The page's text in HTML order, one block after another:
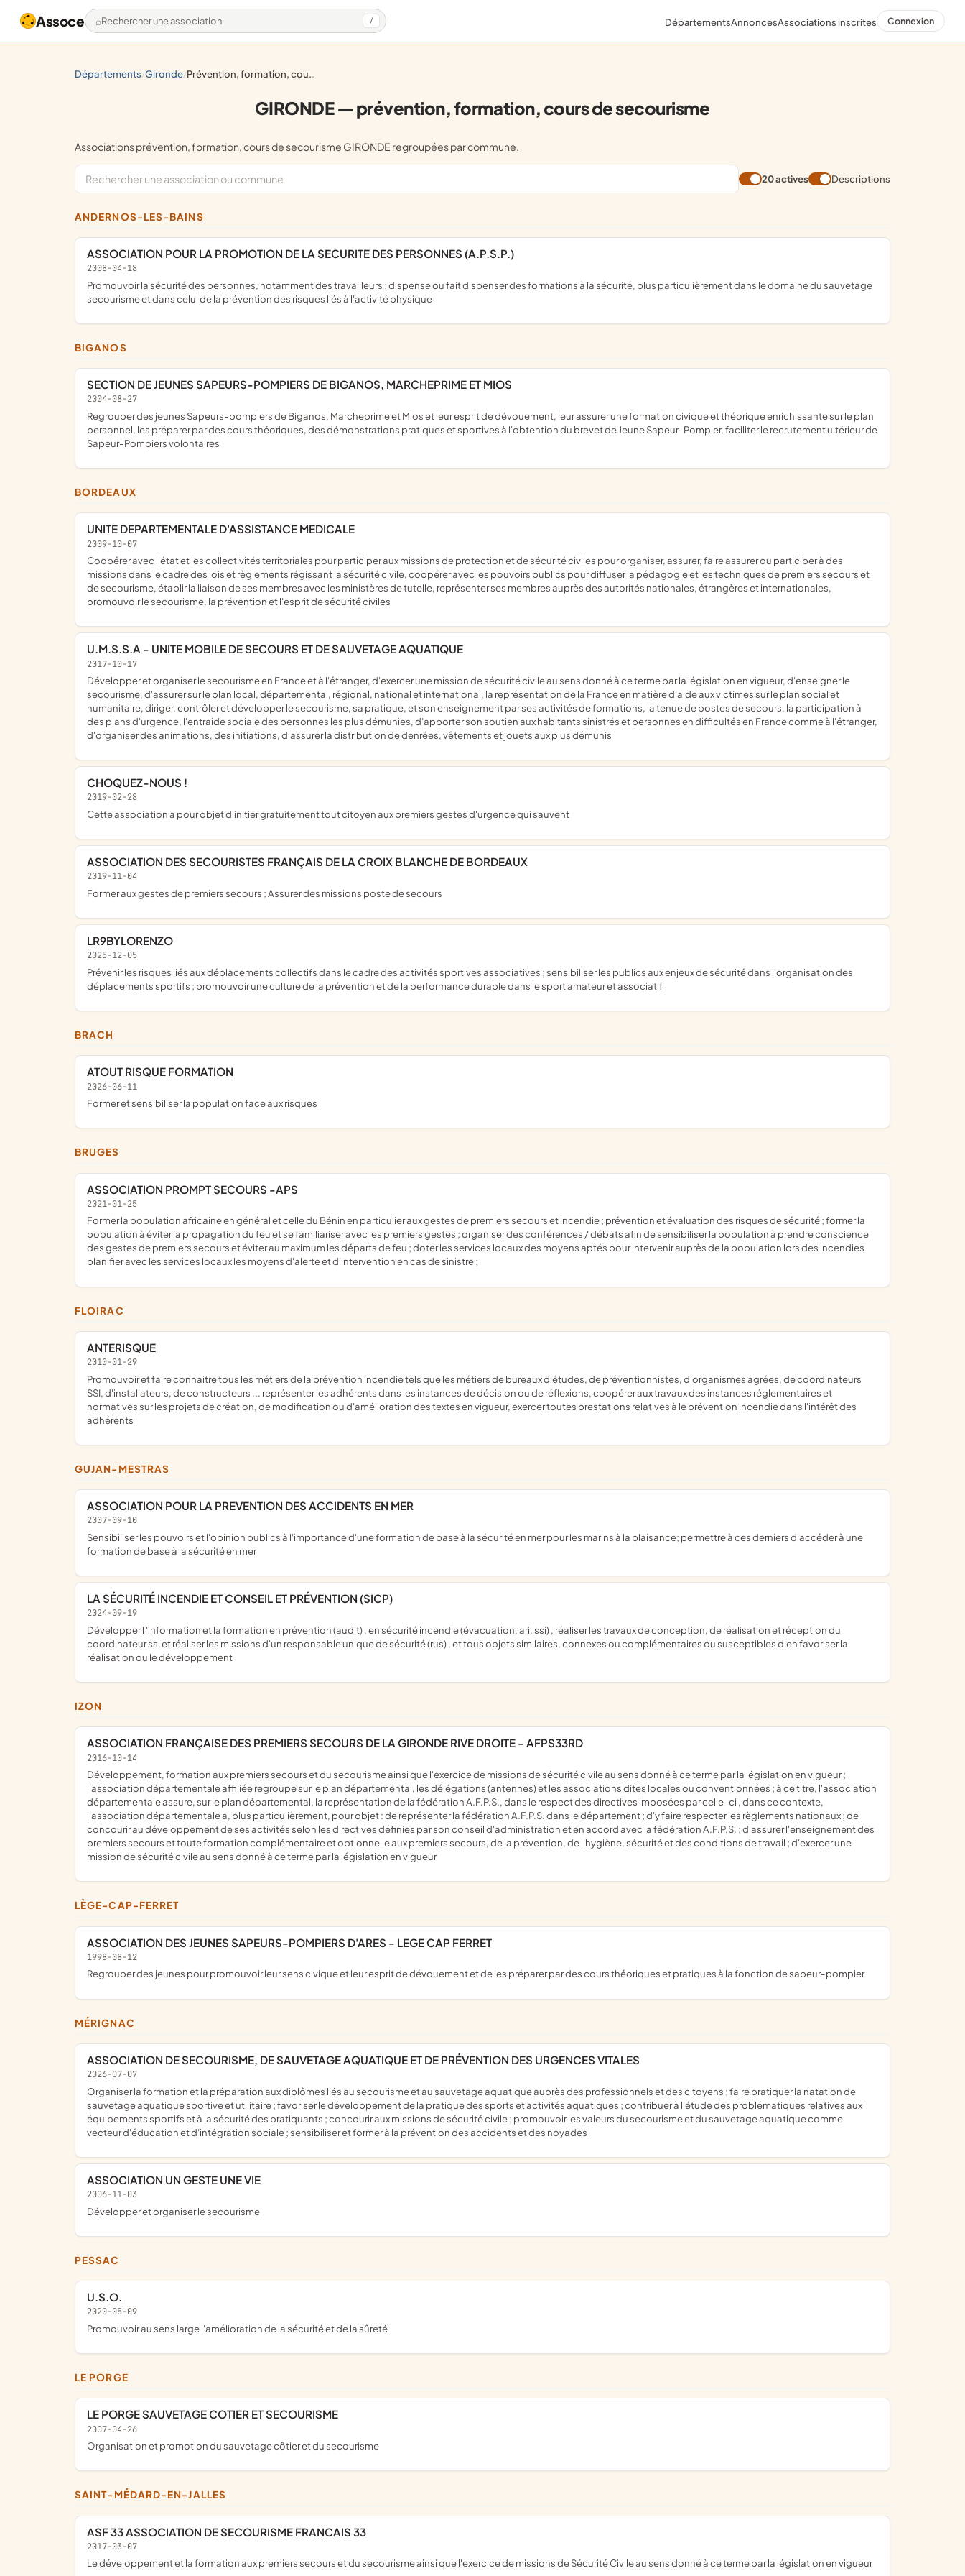
Assoce Rechercher une association / DépartementsAnnoncesAssociations inscrites Connexion
départements/ gironde/ prévention, formation, cours de secourisme
GIRONDE — prévention, formation, cours de secourisme
Associations prévention, formation, cours de secourisme GIRONDE regroupées par commune.
20 actives Descriptions
ANDERNOS-LES-BAINS
ASSOCIATION POUR LA PROMOTION DE LA SECURITE DES PERSONNES (A.P.S.P.)
2008-04-18
promouvoir la sécurité des personnes, notamment des travailleurs ; dispense ou fait dispenser des formations à la sécurité, plus particulièrement dans le domaine du sauvetage
secourisme et dans celui de la prévention des risques liés à l'activité physique
BIGANOS
SECTION DE JEUNES SAPEURS-POMPIERS DE BIGANOS, MARCHEPRIME ET MIOS
2004-08-27
regrouper des jeunes Sapeurs-pompiers de Biganos, Marcheprime et Mios et leur esprit de dévouement, leur assurer une formation civique et théorique enrichissante sur le plan
personnel, les préparer par des cours théoriques, des démonstrations pratiques et sportives à l'obtention du brevet de Jeune Sapeur-Pompier, faciliter le recrutement ultérieur de
Sapeur-Pompiers volontaires
BORDEAUX
UNITE DEPARTEMENTALE D'ASSISTANCE MEDICALE
2009-10-07
coopérer avec l'état et les collectivités territoriales pour participer aux missions de protection et de sécurité civiles pour organiser, assurer, faire assurer ou participer à des
missions dans le cadre des lois et règlements régissant la sécurité civile, coopérer avec les pouvoirs publics pour diffuser la pédagogie et les techniques de premiers secours et
de secourisme, établir la liaison de ses membres avec les ministères de tutelle, représenter ses membres auprès des autorités nationales, étrangères et internationales,
promouvoir le secourisme, la prévention et l'esprit de sécurité civiles
U.M.S.S.A - UNITE MOBILE DE SECOURS ET DE SAUVETAGE AQUATIQUE
2017-10-17
développer et organiser le secourisme en France et à l'étranger, d'exercer une mission de sécurité civile au sens donné à ce terme par la législation en vigueur, d'enseigner le
secourisme, d'assurer sur le plan local, départemental, régional, national et international, la représentation de la France en matière d'aide aux victimes sur le plan social et
humanitaire, diriger, contrôler et développer le secourisme, sa pratique, et son enseignement par ses activités de formations, la tenue de postes de secours, la participation à
des plans d'urgence, l'entraide sociale des personnes les plus démunies, d'apporter son soutien aux habitants sinistrés et personnes en difficultés en France comme à l'étranger,
d'organiser des animations, des initiations, d'assurer la distribution de denrées, vêtements et jouets aux plus démunis
CHOQUEZ-NOUS !
2019-02-28
cette association a pour objet d'initier gratuitement tout citoyen aux premiers gestes d'urgence qui sauvent
ASSOCIATION DES SECOURISTES FRANÇAIS DE LA CROIX BLANCHE DE BORDEAUX
2019-11-04
former aux gestes de premiers secours ; Assurer des missions poste de secours
LR9BYLORENZO
2025-12-05
prévenir les risques liés aux déplacements collectifs dans le cadre des activités sportives associatives ; sensibiliser les publics aux enjeux de sécurité dans l'organisation des
déplacements sportifs ; promouvoir une culture de la prévention et de la performance durable dans le sport amateur et associatif
BRACH
ATOUT RISQUE FORMATION
2026-06-11
former et sensibiliser la population face aux risques
BRUGES
ASSOCIATION PROMPT SECOURS -APS
2021-01-25
former la population africaine en général et celle du Bénin en particulier aux gestes de premiers secours et incendie ; prévention et évaluation des risques de sécurité ; former la
population à éviter la propagation du feu et se familiariser avec les premiers gestes ; organiser des conférences / débats afin de sensibiliser la population à prendre conscience
des gestes de premiers secours et éviter au maximum les départs de feu ; doter les services locaux des moyens aptés pour intervenir auprès de la population lors des incendies
planifier avec les services locaux les moyens d'alerte et d'intervention en cas de sinistre ;
FLOIRAC
ANTERISQUE
2010-01-29
promouvoir et faire connaitre tous les métiers de la prévention incendie tels que les métiers de bureaux d'études, de préventionnistes, d'organismes agrées, de coordinateurs
SSI, d'installateurs, de constructeurs ... représenter les adhérents dans les instances de décision ou de réflexions, coopérer aux travaux des instances réglementaires et
normatives sur les projets de création, de modification ou d'amélioration des textes en vigueur, exercer toutes prestations relatives à le prévention incendie dans l'intérêt des
adhérents
GUJAN-MESTRAS
ASSOCIATION POUR LA PREVENTION DES ACCIDENTS EN MER
2007-09-10
sensibiliser les pouvoirs et l'opinion publics à l'importance d'une formation de base à la sécurité en mer pour les marins à la plaisance; permettre à ces derniers d'accéder à une
formation de base à la sécurité en mer
LA SÉCURITÉ INCENDIE ET CONSEIL ET PRÉVENTION (SICP)
2024-09-19
développer l 'information et la formation en prévention (audit) , en sécurité incendie (évacuation, ari, ssi) , réaliser les travaux de conception, de réalisation et réception du
coordinateur ssi et réaliser les missions d'un responsable unique de sécurité (rus) , et tous objets similaires, connexes ou complémentaires ou susceptibles d'en favoriser la
réalisation ou le développement
IZON
ASSOCIATION FRANÇAISE DES PREMIERS SECOURS DE LA GIRONDE RIVE DROITE - AFPS33RD
2016-10-14
développement, formation aux premiers secours et du secourisme ainsi que l'exercice de missions de sécurité civile au sens donné à ce terme par la législation en vigueur ;
l'association départementale affiliée regroupe sur le plan départemental, les délégations (antennes) et les associations dites locales ou conventionnées ; à ce titre, l'association
départementale assure, sur le plan départemental, la représentation de la fédération A.F.P.S., dans le respect des directives imposées par celle-ci , dans ce contexte,
l'association départementale a, plus particulièrement, pour objet : de représenter la fédération A.F.P.S. dans le département ; d'y faire respecter les règlements nationaux ; de
concourir au développement de ses activités selon les directives définies par son conseil d'administration et en accord avec la fédération A.F.P.S. ; d'assurer l'enseignement des
premiers secours et toute formation complémentaire et optionnelle aux premiers secours, de la prévention, de l'hygiène, sécurité et des conditions de travail ; d'exercer une
mission de sécurité civile au sens donné à ce terme par la législation en vigueur
LÈGE-CAP-FERRET
ASSOCIATION DES JEUNES SAPEURS-POMPIERS D'ARES - LEGE CAP FERRET
1998-08-12
regrouper des jeunes pour promouvoir leur sens civique et leur esprit de dévouement et de les préparer par des cours théoriques et pratiques à la fonction de sapeur-pompier
MÉRIGNAC
ASSOCIATION DE SECOURISME, DE SAUVETAGE AQUATIQUE ET DE PRÉVENTION DES URGENCES VITALES
2026-07-07
organiser la formation et la préparation aux diplômes liés au secourisme et au sauvetage aquatique auprès des professionnels et des citoyens ; faire pratiquer la natation de
sauvetage aquatique sportive et utilitaire ; favoriser le développement de la pratique des sports et activités aquatiques ; contribuer à l'étude des problématiques relatives aux
équipements sportifs et à la sécurité des pratiquants ; concourir aux missions de sécurité civile ; promouvoir les valeurs du secourisme et du sauvetage aquatique comme
vecteur d'éducation et d'intégration sociale ; sensibiliser et former à la prévention des accidents et des noyades
ASSOCIATION UN GESTE UNE VIE
2006-11-03
développer et organiser le secourisme
PESSAC
U.S.O.
2020-05-09
promouvoir au sens large l'amélioration de la sécurité et de la sûreté
LE PORGE
LE PORGE SAUVETAGE COTIER ET SECOURISME
2007-04-26
organisation et promotion du sauvetage côtier et du secourisme
SAINT-MÉDARD-EN-JALLES
ASF 33 ASSOCIATION DE SECOURISME FRANCAIS 33
2017-03-07
le développement et la formation aux premiers secours et du secourisme ainsi que l'exercice de missions de Sécurité Civile au sens donné à ce terme par la législation en vigueur